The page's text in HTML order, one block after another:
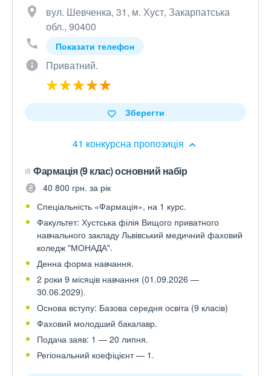
вул. Шевченка, 31, м. Хуст, Закарпатська
обл., 90400
Показати телефон
Приватний.
41 конкурсна пропозиція
Зберегти
I8 Фармація (9 клас) основний набір
40 800 грн. за рік
Спеціальність «Фармація», на 1 курс.
Факультет: Хустська філія Вищого приватного
навчального закладу Львівський медичний фаховий
коледж "МОНАДА".
Денна форма навчання.
2 роки 9 місяців навчання (01.09.2026 —
30.06.2029).
Основа вступу: Базова середня освіта (9 класів)
Фаховий молодший бакалавр.
Подача заяв: 1 — 20 липня.
Регіональний коефіцієнт — 1.